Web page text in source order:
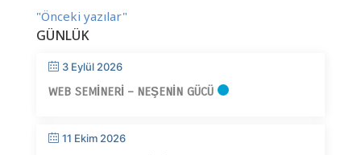
"Önceki yazılar"
GÜNLÜK
3 Eylül 2026
WEB SEMINERI – NEŞENIN GÜCÜ
11 Ekim 2026